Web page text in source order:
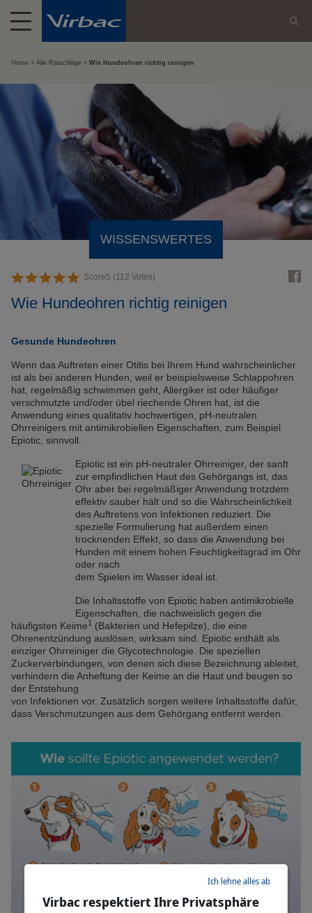
Home Alle Ratschläge Wie Hundeohren richtig reinigen
WISSENSWERTES
Score5 (112 Votes)
Wie Hundeohren richtig reinigen
Gesunde Hundeohren
Wenn das Auftreten einer Otitis bei Ihrem Hund wahrscheinlicher
ist als bei anderen Hunden, weil er beispielsweise Schlappohren
hat, regelmäßig schwimmen geht, Allergiker ist oder häufiger
verschmutzte und/oder übel riechende Ohren hat, ist die
Anwendung eines qualitativ hochwertigen, pH-neutralen
Ohrreinigers mit antimikrobiellen Eigenschaften, zum Beispiel
Epiotic, sinnvoll.
Epiotic ist ein pH-neutraler Ohrreiniger, der sanft
zur empfindlichen Haut des Gehörgangs ist, das
Ohr aber bei regelmäßiger Anwendung trotzdem
effektiv sauber hält und so die Wahrscheinlichkeit
des Auftretens von Infektionen reduziert. Die
spezielle Formulierung hat außerdem einen
trocknenden Effekt, so dass die Anwendung bei
Hunden mit einem hohen Feuchtigkeitsgrad im Ohr
oder nach
dem Spielen im Wasser ideal ist.
Die Inhaltsstoffe von Epiotic haben antimikrobielle
Eigenschaften, die nachweislich gegen die
häufigsten Keime1 (Bakterien und Hefepilze), die eine
Ohrenentzündung auslösen, wirksam sind. Epiotic enthält als
einziger Ohrreiniger die Glycotechnologie. Die speziellen
Zuckerverbindungen, von denen sich diese Bezeichnung ableitet,
verhindern die Anheftung der Keime an die Haut und beugen so
der Entstehung
von Infektionen vor. Zusätzlich sorgen weitere Inhaltsstoffe dafür,
dass Verschmutzungen aus dem Gehörgang entfernt werden.
Virbac respektiert Ihre Privatsphäre
Ich lehne alles ab